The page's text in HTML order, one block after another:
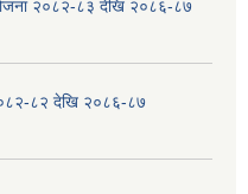
२०८२-८३ देखि २०८६-८७
८२ देखि २०८६-८७